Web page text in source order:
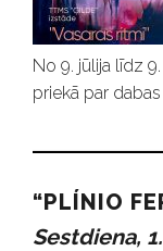
No 9. jūlija līdz
priekā par
“PLÍNIO
Sestdiena,